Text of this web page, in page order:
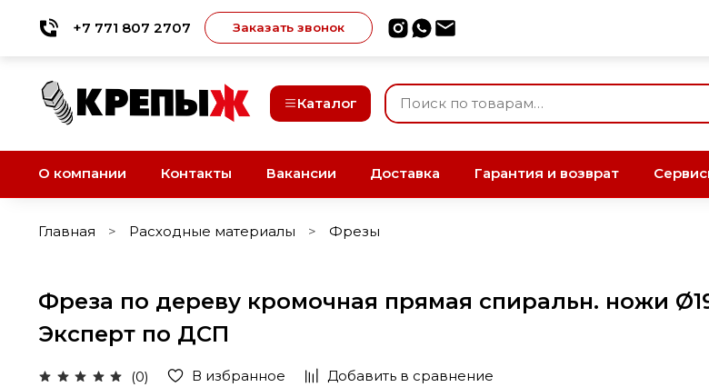
+7 771 807 2707 Заказать звонок
Каталог
О компании Контакты Вакансии Доставка Гарантия и возврат
Главная Расходные материалы Фрезы
Фреза по дереву кромочная прямая спиральн. ножи
Эксперт по ДСП
(0) В избранное Добавить в сравнение